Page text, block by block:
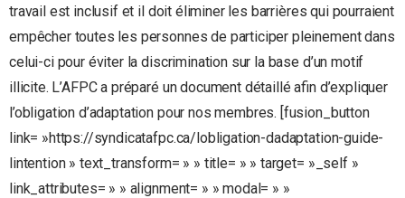
travail est inclusif et il doit éliminer les barrières qui pourraient
empêcher toutes les personnes de participer pleinement dans
celui-ci pour éviter la discrimination sur la base d’un motif
illicite. L’AFPC a préparé un document détaillé afin d’expliquer
l’obligation d’adaptation pour nos membres. [fusion_button
link= »https://syndicatafpc.ca/lobligation-dadaptation-guide-
lintention » text_transform= » » title= » » target= »_self »
link_attributes= » » alignment= » » modal= » »